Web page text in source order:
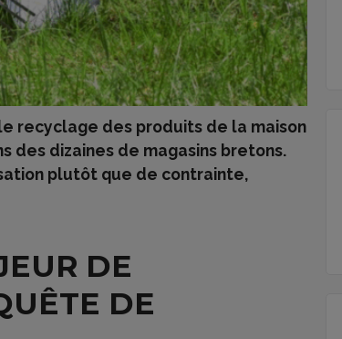
recyclage des produits de la maison
des dizaines de magasins bretons.
plutôt que de contrainte,
DE
DE